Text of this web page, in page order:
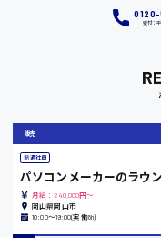
岡山県
大阪府
時給1100円～
受付：
販売
派遣社員
パソコンメーカーのラウ
月給：240,000円～
岡山県岡山市
10:00〜19:00(実働8h)